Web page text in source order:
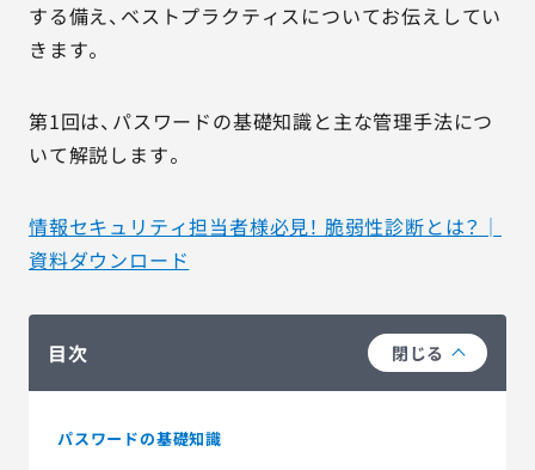
サービス詳細資料
サービスお問い合わせ専用番号
※その他のご連絡は03-5333-1246
する備え、ベストプラクティスについてお伝えしてい
きます。
第1回は、パスワードの基礎知識と主な管理手法につ
いて解説します。
情報セキュリティ担当者様必見！ 脆弱性診断とは？│
資料ダウンロード
目次 閉じる
パスワードの基礎知識